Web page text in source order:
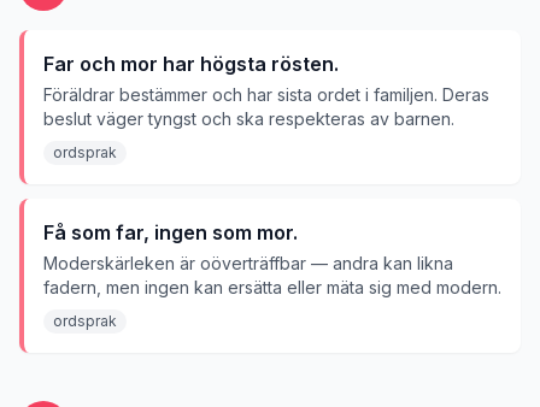
Far och mor har högsta rösten.
Föräldrar bestämmer och har sista ordet i familjen. Deras
beslut väger tyngst och ska respekteras av barnen.
ordsprak
Få som far, ingen som mor.
Moderskärleken är oöverträffbar — andra kan likna
fadern, men ingen kan ersätta eller mäta sig med modern.
ordsprak